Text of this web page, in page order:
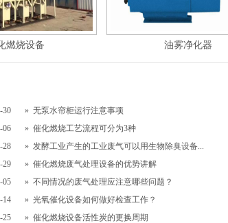
燃烧设备 油雾净化器
30 » 无泵水帘柜运行注意事项
06
» 催化燃烧工艺流程可分为3种
28
» 发酵工业产生的工业废气可以用生物除臭设备...
29
» 催化燃烧废气处理设备的优势讲解
05
» 不同情况的废气处理应注意哪些问题？
14
» 光氧催化设备如何做好检查工作？
25
» 催化燃烧设备活性炭的更换周期